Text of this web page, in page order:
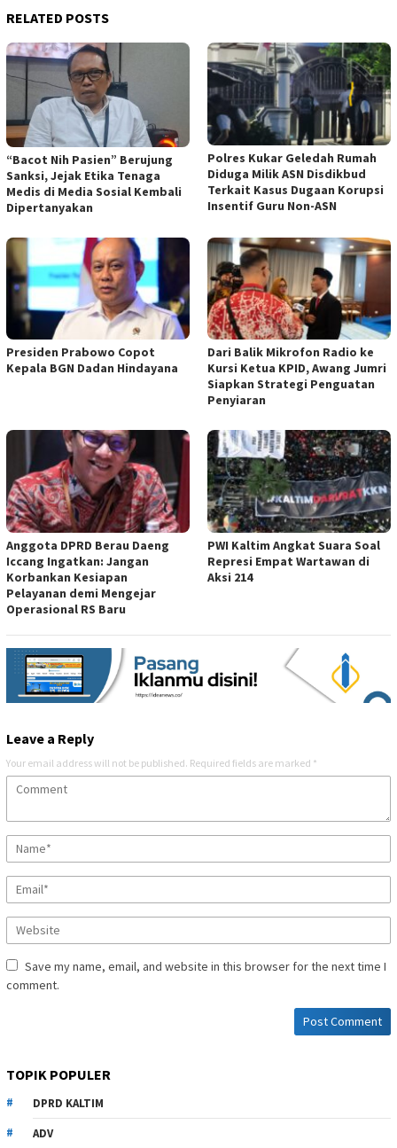
RELATED POSTS
“Bacot Nih Pasien” Berujung
Sanksi, Jejak Etika Tenaga
Medis di Media Sosial Kembali
Dipertanyakan
Polres Kukar Geledah Rumah
Diduga Milik ASN Disdikbud
Terkait Kasus Dugaan Korupsi
Insentif Guru Non-ASN
Presiden Prabowo Copot
Kepala BGN Dadan Hindayana
Dari Balik Mikrofon Radio ke
Kursi Ketua KPID, Awang Jumri
Siapkan Strategi Penguatan
Penyiaran
Anggota DPRD Berau Daeng
Iccang Ingatkan: Jangan
Korbankan Kesiapan
Pelayanan demi Mengejar
Operasional RS Baru
PWI Kaltim Angkat Suara Soal
Represi Empat Wartawan di
Aksi 214
Leave a Reply
Your email address will not be published. Required fields are marked *
Save my name, email, and website in this browser for the next time I
comment.
TOPIK POPULER
DPRD KALTIM
ADV